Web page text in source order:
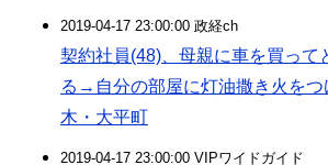
2019-04-17 23:00:00 政経ch
契約社員(48)、母親に車を買って
る→自分の部屋に灯油撒き火をつ
木・大平町
2019-04-17 23:00:00 VIPワイドガイド